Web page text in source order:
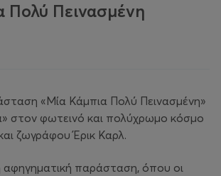
Πολύ Πεινασμένη
«Μία Κάμπια Πολύ Πεινασμένη»
στον φωτεινό και πολύχρωμο κόσμο
ζωγράφου Έρικ Καρλ.
παράσταση, όπου οι